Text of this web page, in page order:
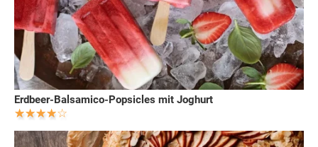
Erdbeer-Balsamico-Popsicles mit Joghurt